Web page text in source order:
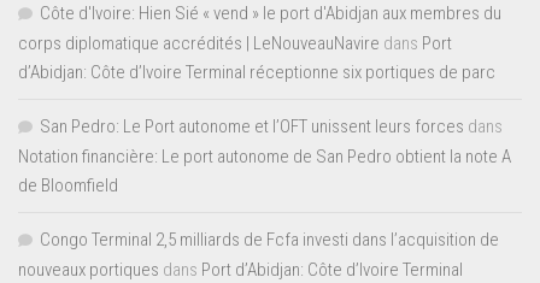
Côte d'Ivoire: Hien Sié « vend » le port d'Abidjan aux membres du
corps diplomatique accrédités | LeNouveauNavire dans Port
d’Abidjan: Côte d’Ivoire Terminal réceptionne six portiques de parc
San Pedro: Le Port autonome et l’OFT unissent leurs forces dans
Notation financière: Le port autonome de San Pedro obtient la note A
de Bloomfield
Congo Terminal 2,5 milliards de Fcfa investi dans l’acquisition de
nouveaux portiques dans Port d’Abidjan: Côte d’Ivoire Terminal